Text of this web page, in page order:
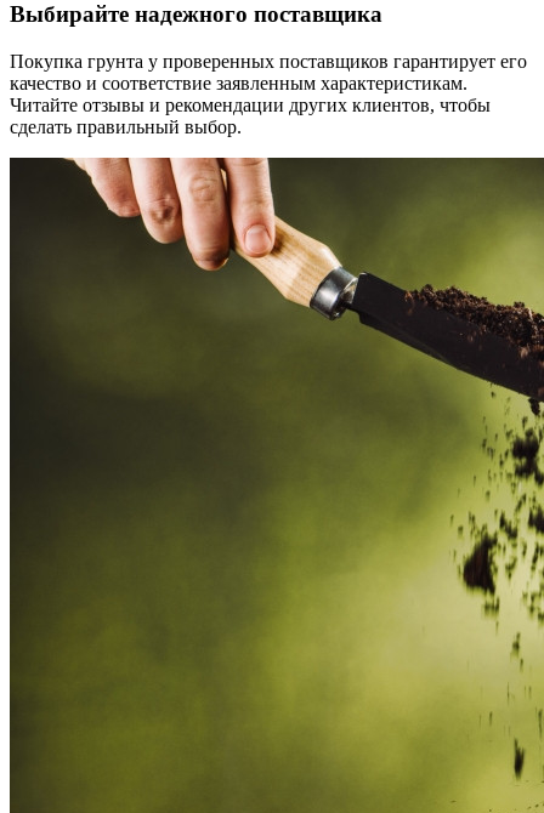
Выбирайте надежного поставщика
Покупка грунта у проверенных поставщиков гарантирует его
качество и соответствие заявленным характеристикам.
Читайте отзывы и рекомендации других клиентов, чтобы
сделать правильный выбор.